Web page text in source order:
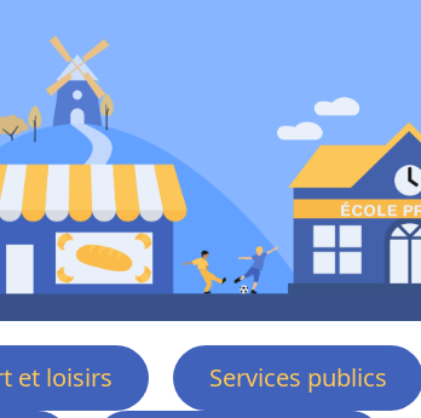
et loisirs Services publics